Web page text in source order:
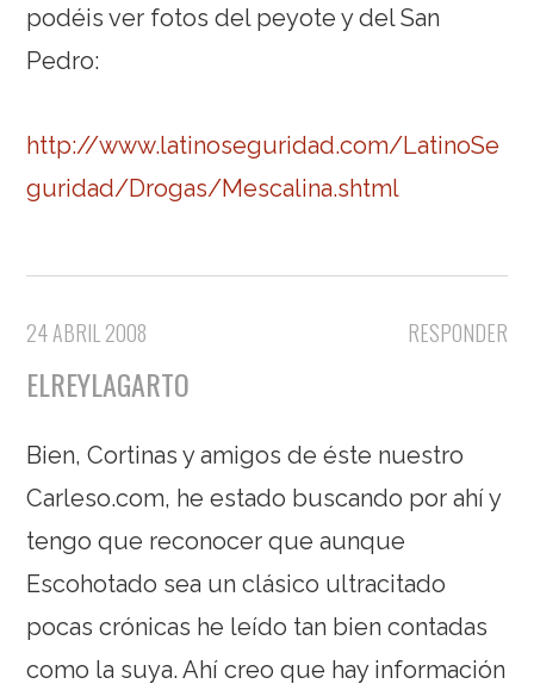
podéis ver fotos del peyote y del San
Pedro:
http://www.latinoseguridad.com/LatinoSe
guridad/Drogas/Mescalina.shtml
RESPONDER
24 ABRIL 2008
ELREYLAGARTO
Bien, Cortinas y amigos de éste nuestro
Carleso.com, he estado buscando por ahí y
tengo que reconocer que aunque
Escohotado sea un clásico ultracitado
pocas crónicas he leído tan bien contadas
como la suya. Ahí creo que hay información